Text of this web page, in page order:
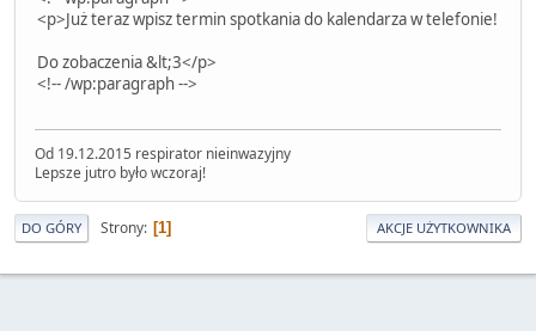
<p>Już teraz wpisz termin spotkania do kalendarza w telefonie!
Do zobaczenia &lt;3</p>
<!-- /wp:paragraph -->
Od 19.12.2015 respirator nieinwazyjny
Lepsze jutro było wczoraj!
DO GÓRY Strony 1 AKCJE UŻYTKOWNIKA